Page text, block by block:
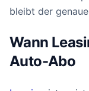
bleibt der
Wann
Auto-Abo